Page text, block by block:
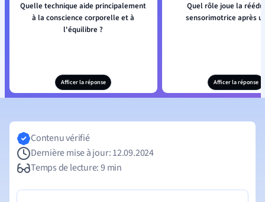
Quelle technique aide principalement
à la conscience corporelle et à
l'équilibre ?
Afficer la réponse
Quel rôle joue la
sensorimotrice après
Afficer la réponse
Contenu vérifié
Dernière mise à jour: 12.09.2024
Temps de lecture: 9 min